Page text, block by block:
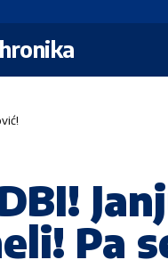
hronika
Pa